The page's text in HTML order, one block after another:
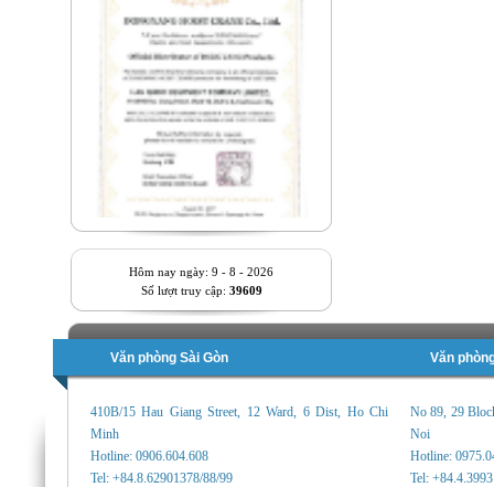
Hôm nay ngày: 9 - 8 - 2026
Số lượt truy cập: 39609
Văn phòng Sài Gòn Văn
410B/15 Hau Giang Street, 12 Ward, 6 Dist, Ho Chi
Minh
Hotline: 0906.604.608
Tel: +84.8.62901378/88/99
No 89, 29
Noi
Hotline:
Tel: